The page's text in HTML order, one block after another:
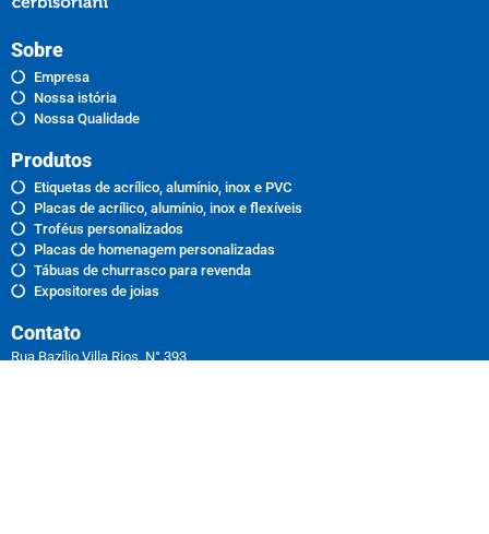
Sobre
Empresa
Nossa istória
Nossa Qualidade
Produtos
Etiquetas de acrílico, alumínio, inox e PVC
Placas de acrílico, alumínio, inox e flexíveis
Troféus personalizados
Placas de homenagem personalizadas
Tábuas de churrasco para revenda
Expositores de joias
Contato
Rua Bazílio Villa Rios, N° 393 ,